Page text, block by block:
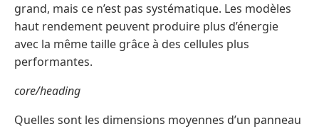
grand, mais ce n’est pas systématique. Les modèles
haut rendement peuvent produire plus d’énergie
avec la même taille grâce à des cellules plus
performantes.
core/heading
Quelles sont les dimensions moyennes d’un panneau